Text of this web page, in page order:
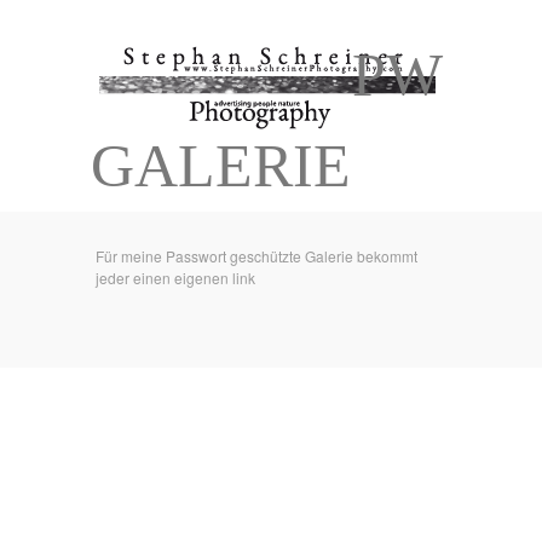
PW
GALERIE
Für meine Passwort geschützte Galerie bekommt
jeder einen eigenen link